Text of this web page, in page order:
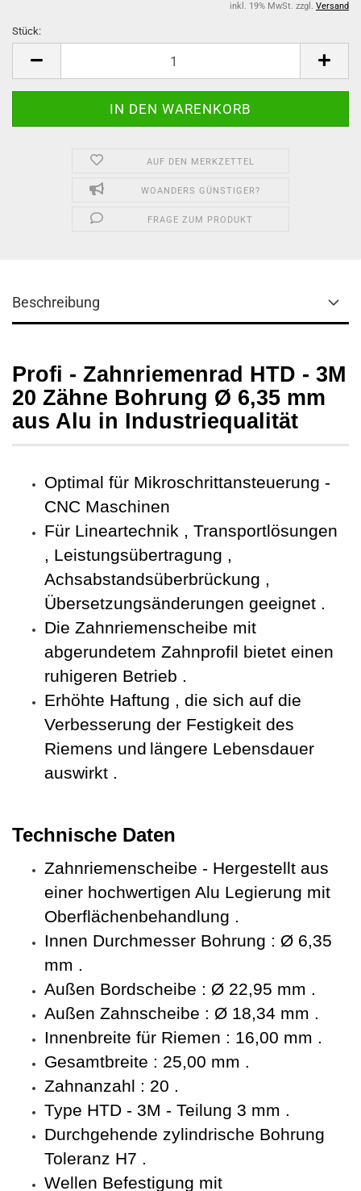
inkl. 19% MwSt. zzgl. Versand
Stück:
AUF DEN MERKZETTEL
WOANDERS GÜNSTIGER?
FRAGE ZUM PRODUKT
Beschreibung
Profi - Zahnriemenrad HTD - 3M
20 Zähne Bohrung Ø 6,35 mm
aus Alu in Industriequalität
Optimal für Mikroschrittansteuerung -
CNC Maschinen
Für Lineartechnik , Transportlösungen
, Leistungsübertragung ,
Achsabstandsüberbrückung ,
Übersetzungsänderungen geeignet .
Die Zahnriemenscheibe mit
abgerundetem Zahnprofil bietet einen
ruhigeren Betrieb .
Erhöhte Haftung , die sich auf die
Verbesserung der Festigkeit des
Riemens und längere Lebensdauer
auswirkt .
Technische Daten
Zahnriemenscheibe - Hergestellt aus
einer hochwertigen Alu Legierung mit
Oberflächenbehandlung .
Innen Durchmesser Bohrung : Ø 6,35
mm .
Außen Bordscheibe : Ø 22,95 mm .
Außen Zahnscheibe : Ø 18,34 mm .
Innenbreite für Riemen : 16,00 mm .
Gesamtbreite : 25,00 mm .
Zahnanzahl : 20 .
Type HTD - 3M - Teilung 3 mm .
Durchgehende zylindrische Bohrung
Toleranz H7 .
Wellen Befestigung mit